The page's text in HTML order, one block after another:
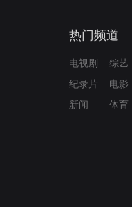
热门频道
电视剧 综艺
纪录片
电影
新闻
体育